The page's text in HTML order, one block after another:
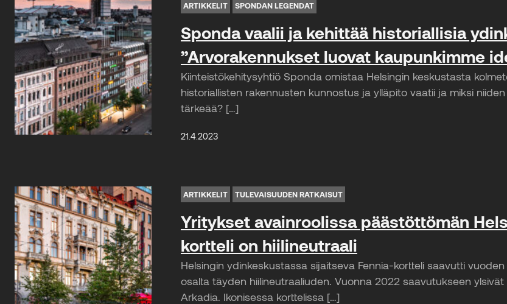
ARTIKKELIT SPONDAN LEGENDAT
Sponda vaalii ja kehittää historiallisia
”Arvorakennukset luovat kaupunkimme
Kiinteistökehitysyhtiö Sponda omistaa Helsingin keskustasta
historiallisten rakennusten kunnostus ja ylläpito vaatii ja miksi
tärkeää? […]
21.4.2023
ARTIKKELIT TULEVAISUUDEN RATKAISUT
Yritykset avainroolissa päästöttömän
kortteli on hiilineutraali
Helsingin ydinkeskustassa sijaitseva Fennia-kortteli saavutti
osalta täyden hiilineutraaliuden. Vuonna 2022 saavutukseen
Arkadia. Ikonisessa korttelissa […]